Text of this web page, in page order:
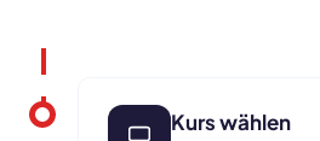
Kurs wählen